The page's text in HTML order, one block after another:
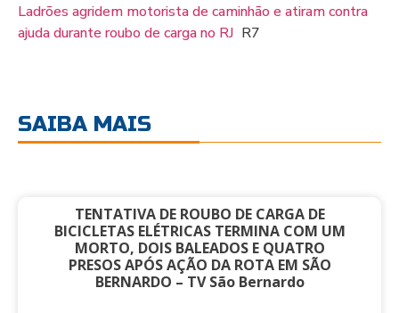
Ladrões agridem motorista de caminhão e atiram contra
ajuda durante roubo de carga no RJ R7
SAIBA MAIS
TENTATIVA DE ROUBO DE CARGA DE
BICICLETAS ELÉTRICAS TERMINA COM UM
MORTO, DOIS BALEADOS E QUATRO
PRESOS APÓS AÇÃO DA ROTA EM SÃO
BERNARDO – TV São Bernardo